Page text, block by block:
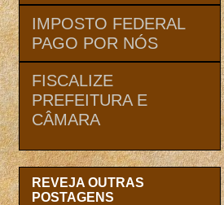
IMPOSTO FEDERAL
PAGO POR NÓS
FISCALIZE
PREFEITURA E
CÂMARA
REVEJA OUTRAS
POSTAGENS